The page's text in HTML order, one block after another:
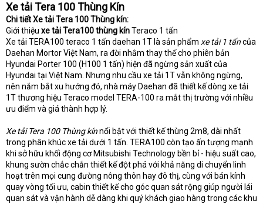
Xe tải Tera 100 Thùng Kín
Chi tiết Xe tải Tera 100 Thùng kín:
Giới thiệu xe tải Tera100 thùng kínTeraco 1 tấn
Xe tải TERA100 teraco 1 tấn daehan 1T là sản phẩm xe tải 1 tấncủa
Daehan Mortor Việt Nam, ra đời nhằm thay thế cho phiên bản
Hyundai Porter 100 (H100 1 tấn) hiện đã ngừng sản xuất của
Hyundai tại Việt Nam. Nhưng nhu cầu xe tải 1T vẫn không ngừng,
nên nắm bắt xu hướng đó, nhà máy Daehan đã thiết kế dòng xe tải
1T thương hiệu Teraco model TERA-100 ra mắt thị trường với nhiều
ưu điểm và giá thành hợp lý.
Xe tải Tera 100 Thùng kínnổi bật với thiết kế thùng 2m8, dài nhất
trong phân khúc xe tải dưới 1 tấn. TERA100 còn tạo ấn tượng mạnh
khi sở hữu khối động cơ Mitsubishi Technology bền bỉ - hiệu suất cao,
khung sườn chắc chắn thiết kế đột phá với khả năng di chuyển linh
hoạt trên mọi cung đường nông thôn hay đô thị, cùng với bán kính
quay vòng tối ưu, cabin thiết kế cho góc quan sát rộng giúp người lái
quan sát và vận hành dễ dàng khi quý khách giao hàng trong các khu